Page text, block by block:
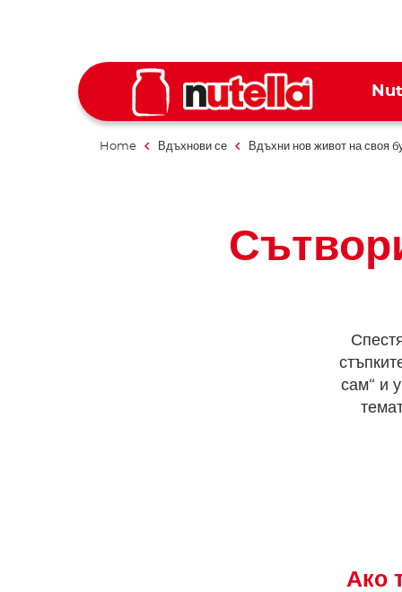
Home Вдъхнови се Вдъхни нов живот на своя
сам“ и
Ако